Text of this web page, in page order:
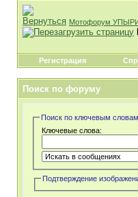
Мотофорум
Регистрация
Поиск по форуму
Поиск по ключевым словам
Ключевые слова:
Подтверждение